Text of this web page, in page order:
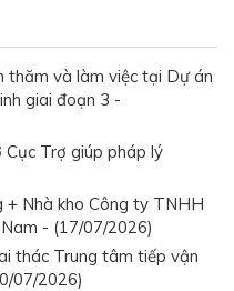
thăm và làm việc tại Dự án
giai đoạn 3 -
Trợ giúp pháp lý
+ Nhà kho Công ty TNHH
- (17/07/2026)
thác Trung tâm tiếp vận
07/2026)